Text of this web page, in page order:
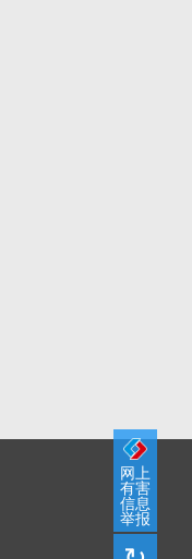
网上
有害
信息
举报